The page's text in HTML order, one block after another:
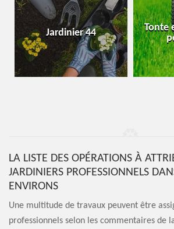
Tonte et réfection de
pelouse 44
LA LISTE DES OPÉRATIONS À
JARDINIERS PROFESSIONNELS
ENVIRONS
Une multitude de travaux peuvent être
professionnels selon les commentaires de